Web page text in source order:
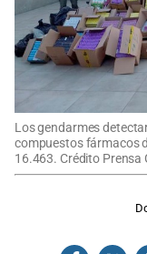
Los gendarmes
compuestos fármacos
16.463. Crédito Prensa